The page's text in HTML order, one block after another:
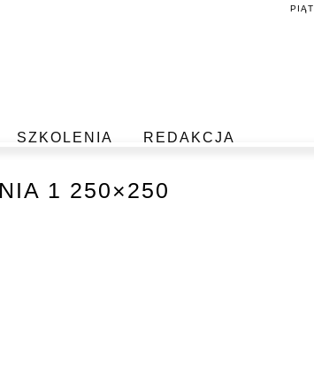
SZKOLENIA REDAKCJA
1 250×250